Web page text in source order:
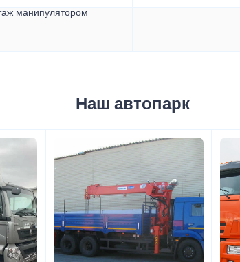
манипулятором
Наш автопарк